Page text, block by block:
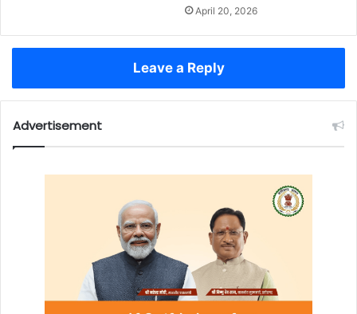
April 20, 2026
Leave a Reply
Advertisement